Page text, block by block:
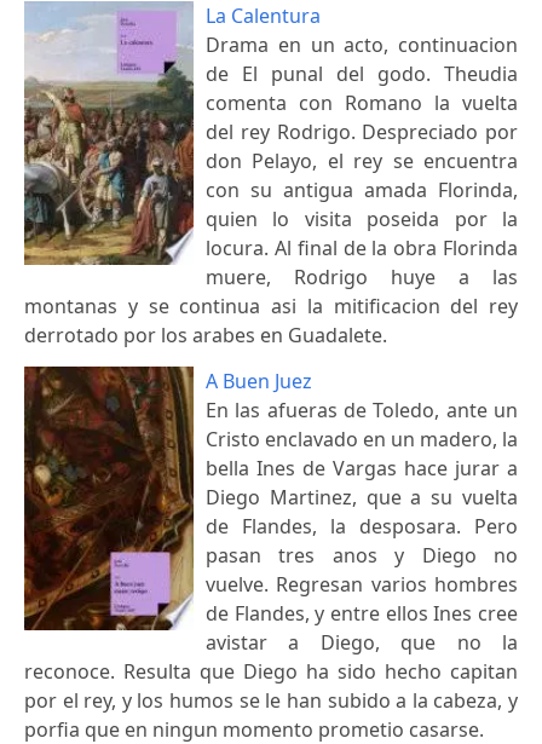
La Calentura
Drama en un acto, continuacion
de El punal del godo. Theudia
comenta con Romano la vuelta
del rey Rodrigo. Despreciado por
don Pelayo, el rey se encuentra
con su antigua amada Florinda,
quien lo visita poseida por la
locura. Al final de la obra Florinda
muere, Rodrigo huye a las
montanas y se continua asi la mitificacion del rey
derrotado por los arabes en Guadalete.
A Buen Juez
En las afueras de Toledo, ante un
Cristo enclavado en un madero, la
bella Ines de Vargas hace jurar a
Diego Martinez, que a su vuelta
de Flandes, la desposara. Pero
pasan tres anos y Diego no
vuelve. Regresan varios hombres
de Flandes, y entre ellos Ines cree
avistar a Diego, que no la
reconoce. Resulta que Diego ha sido hecho capitan
por el rey, y los humos se le han subido a la cabeza, y
porfia que en ningun momento prometio casarse.